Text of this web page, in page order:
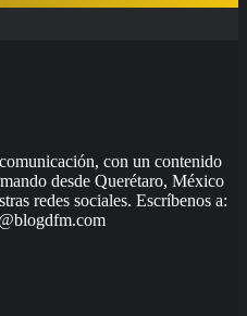
con un contenido
desde Querétaro, México
redes sociales. Escríbenos a: